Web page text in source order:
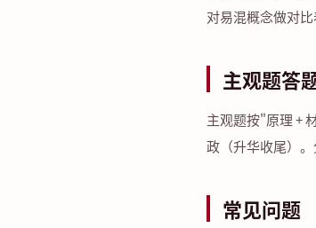
对易混概念做对
主观题答
主观题按"原理 +
政（升华收尾）
常见问题